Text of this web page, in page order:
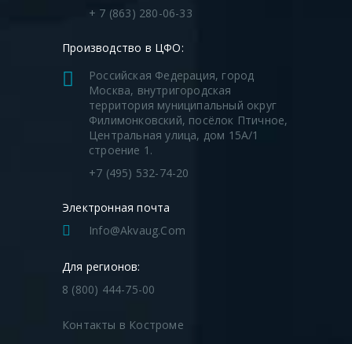
+ 7 (863) 280-06-33
Производство в ЦФО:
Российская Федерация, город
Москва, внутригородская
территория муниципальный округ
Филимонковский, посёлок Птичное,
Центральная улица, дом 15А/1
строение 1.
+7 (495) 532-74-20
Электронная почта
Info@akvaug.com
Для регионов:
8 (800) 444-75-00
Контакты в Костроме